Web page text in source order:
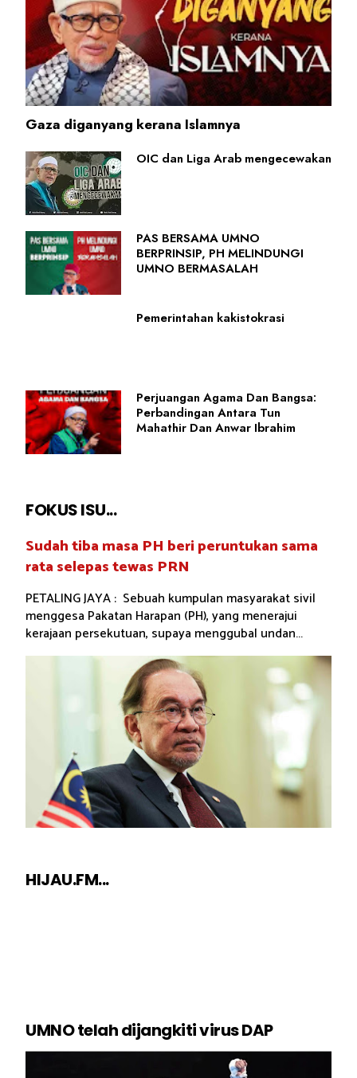
Gaza diganyang kerana Islamnya
OIC dan Liga Arab mengecewakan
PAS BERSAMA UMNO
BERPRINSIP, PH MELINDUNGI
UMNO BERMASALAH
Pemerintahan kakistokrasi
Perjuangan Agama Dan Bangsa:
Perbandingan Antara Tun
Mahathir Dan Anwar Ibrahim
FOKUS ISU...
Sudah tiba masa PH beri peruntukan sama
rata selepas tewas PRN
PETALING JAYA : Sebuah kumpulan masyarakat sivil
menggesa Pakatan Harapan (PH), yang menerajui
kerajaan persekutuan, supaya menggubal undan...
HIJAU.FM...
UMNO telah dijangkiti virus DAP